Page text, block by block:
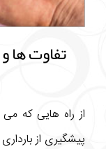
تفاوت ها
از راه هایی که
پیشگیری از